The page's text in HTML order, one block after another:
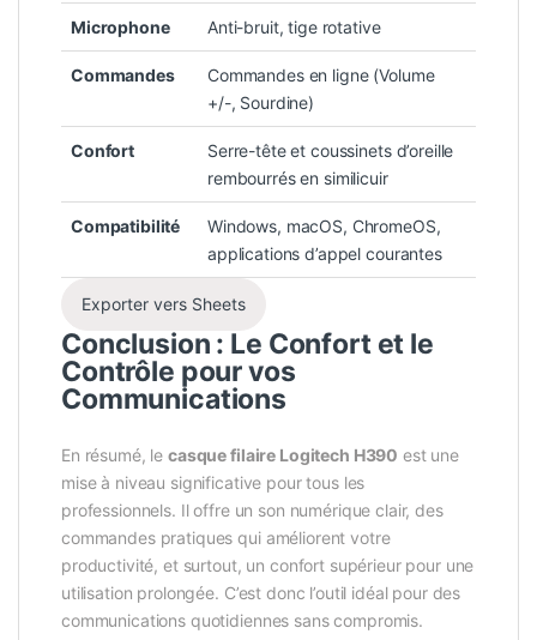
Microphone Anti-bruit, tige rotative
Commandes
Commandes en ligne (Volume
+/-, Sourdine)
Confort
Serre-tête et coussinets d’oreille
rembourrés en similicuir
Compatibilité
Windows, macOS, ChromeOS,
applications d’appel courantes
Exporter vers Sheets
Conclusion : Le Confort et le
Contrôle pour vos
Communications
En résumé, lecasque filaire Logitech H390 est une
mise à niveau significative pour tous les
professionnels. Il offre un son numérique clair, des
commandes pratiques qui améliorent votre
productivité, et surtout, un confort supérieur pour une
utilisation prolongée. C’est donc l’outil idéal pour des
communications quotidiennes sans compromis.